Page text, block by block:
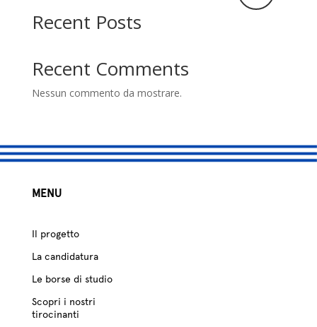
Recent Posts
Recent Comments
Nessun commento da mostrare.
MENU
Il progetto
La candidatura
Le borse di studio
Scopri i nostri
tirocinanti